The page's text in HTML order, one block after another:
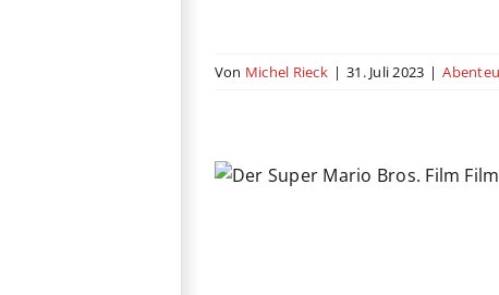
Von Michel Rieck | 31. Juli 2023 |